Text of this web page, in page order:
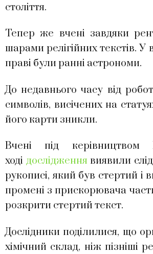
століття.
Тепер же вчені завдяки
шарами релігійних текстів.
праві були ранні астрономи.
До недавнього часу від
символів, висічених на
його карти зникли.
Вчені під керівництвом
ході дослідження виявили
рукописі, який був стертий і
промені з прискорювача
розкрити стертий текст.
Дослідники поділилися, що
хімічний склад, ніж пізніші